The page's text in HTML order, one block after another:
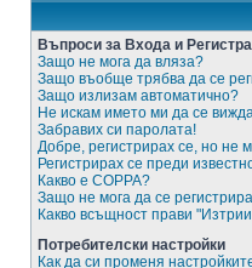
Въпроси за Входа и
Защо не мога да вляза?
Защо въобще трябва да се
Защо излизам автоматично?
Не искам името ми да се
Забравих си паролата!
Добре, регистрирах се, но не
Регистрирах се преди
Какво е COPPA?
Защо не мога да се
Какво всъщност прави "Изтрии
Потребителски настройки
Как да си променя